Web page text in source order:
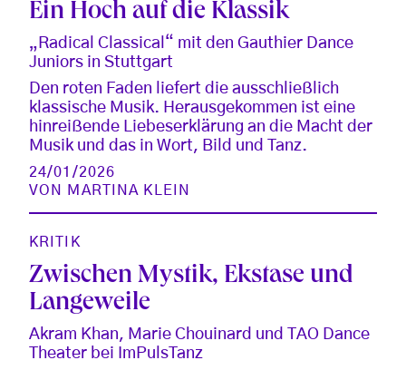
Ein Hoch auf die Klassik
„Radical Classical“ mit den Gauthier Dance
Juniors in Stuttgart
Den roten Faden liefert die ausschließlich
klassische Musik. Herausgekommen ist eine
hinreißende Liebeserklärung an die Macht der
Musik und das in Wort, Bild und Tanz.
24/01/2026
VON MARTINA KLEIN
KRITIK
Zwischen Mystik, Ekstase und
Langeweile
Akram Khan, Marie Chouinard und TAO Dance
Theater bei ImPulsTanz